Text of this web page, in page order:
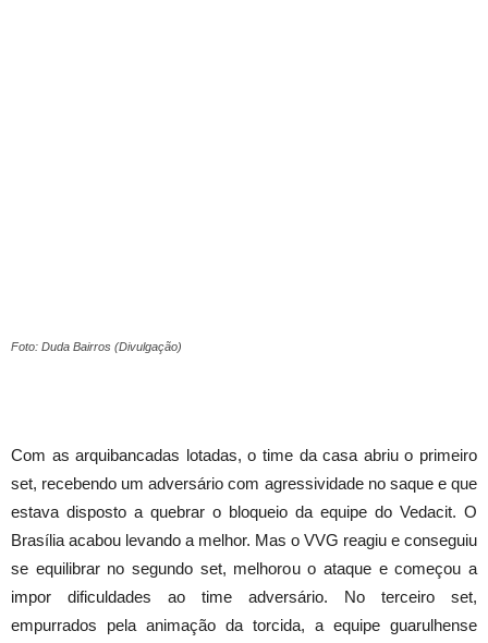
Foto: Duda Bairros (Divulgação)
Com as arquibancadas lotadas, o time da casa abriu o primeiro
set, recebendo um adversário com agressividade no saque e que
estava disposto a quebrar o bloqueio da equipe do Vedacit. O
Brasília acabou levando a melhor. Mas o VVG reagiu e conseguiu
se equilibrar no segundo set, melhorou o ataque e começou a
impor dificuldades ao time adversário. No terceiro set,
empurrados pela animação da torcida, a equipe guarulhense